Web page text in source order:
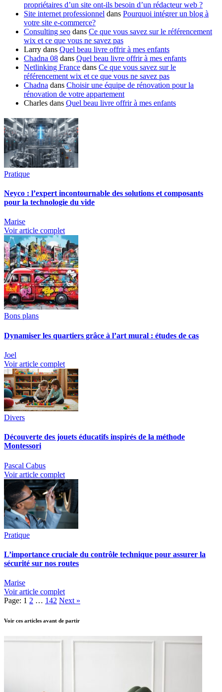
propriétaires d’un site ont-ils besoin d’un rédacteur web ?
Site internet professionnel dans Pourquoi intégrer un blog à
votre site e-commerce?
Consulting seo dans Ce que vous savez sur le référencement
wix et ce que vous ne savez pas
Larry dans Quel beau livre offrir à mes enfants
Chadna 08 dans Quel beau livre offrir à mes enfants
Netlinking France dans Ce que vous savez sur le
référencement wix et ce que vous ne savez pas
Chadna dans Choisir une équipe de rénovation pour la
rénovation de votre appartement
Charles dans Quel beau livre offrir à mes enfants
Pratique
Neyco : l’expert incontournable des solutions et composants
pour la technologie du vide
Marise
Voir article complet
Bons plans
Dynamiser les quartiers grâce à l’art mural : études de cas
Joel
Voir article complet
Divers
Découverte des jouets éducatifs inspirés de la méthode
Montessori
Pascal Cabus
Voir article complet
Pratique
L’importance cruciale du contrôle technique pour assurer la
sécurité sur nos routes
Marise
Voir article complet
Page: 1 2 … 142 Next »
Voir ces articles avant de partir